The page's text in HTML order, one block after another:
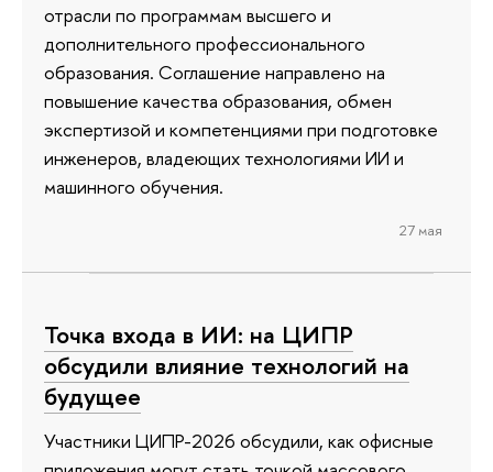
отрасли по программам высшего и
дополнительного профессионального
образования. Соглашение направлено на
повышение качества образования, обмен
экспертизой и компетенциями при подготовке
инженеров, владеющих технологиями ИИ и
машинного обучения.
27 мая
Точка входа в ИИ: на ЦИПР
обсудили влияние технологий на
будущее
Участники ЦИПР-2026 обсудили, как офисные